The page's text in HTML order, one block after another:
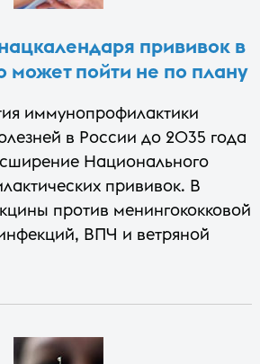
прививок в
может пойти не по плану
иммунопрофилактики
в России до 2035 года
Национального
прививок. В
против менингококковой
ВПЧ и ветряной